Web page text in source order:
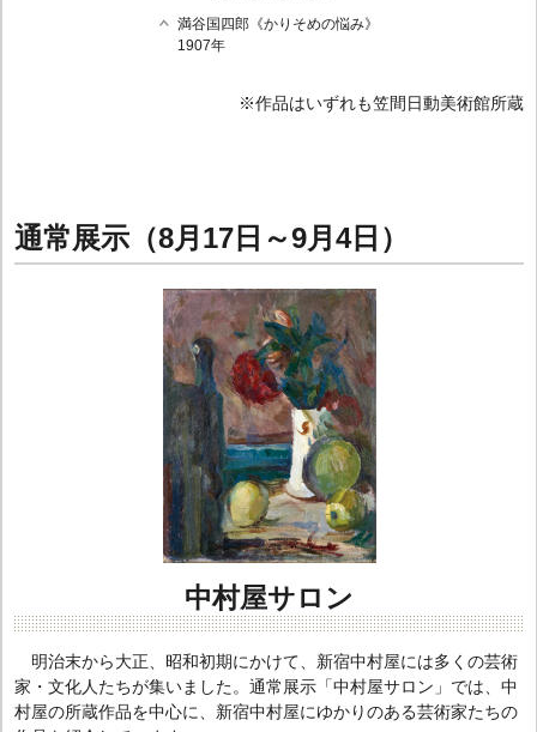
満谷国四郎《かりそめの悩み》
1907年
※作品はいずれも笠間日動美術館所蔵
通常展示（8月17日～9月4日）
中村屋サロン
明治末から大正、昭和初期にかけて、新宿中村屋には多くの芸術
家・文化人たちが集いました。通常展示「中村屋サロン」では、中
村屋の所蔵作品を中心に、新宿中村屋にゆかりのある芸術家たちの